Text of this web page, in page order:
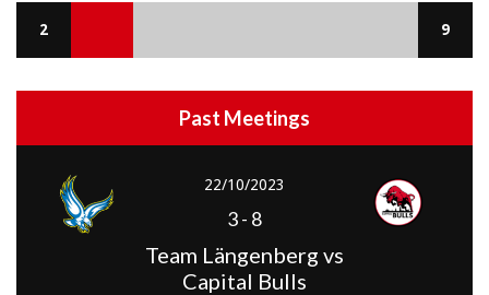
2 9
Past Meetings
22/10/2023
3- 8
Team Längenberg vs
Capital Bulls